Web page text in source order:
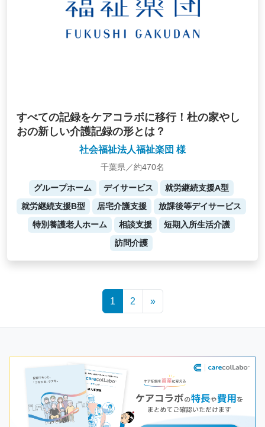
すべての記録をケアコラボに移行！杜の家やし
おの新しい介護記録の形とは？
社会福祉法人福祉楽団 様
千葉県／約470名
グループホーム デイサービス
就労継続支援A型
就労継続支援B型
居宅介護支援
放課後等デイサービス
特別養護老人ホーム
相談支援
短期入所生活介護
訪問介護
1 2 »